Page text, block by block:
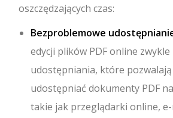
oszczędzających czas:
Bezproblemowe
edycji plików PDF online
udostępniania, które
udostępniać dokumenty PDF
takie jak przeglądarki online, e-